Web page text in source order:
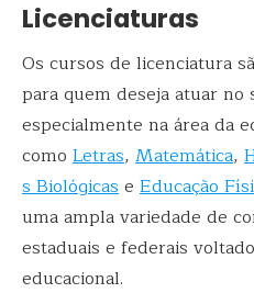
Licenciaturas
Os cursos de licenciatura
para quem deseja atuar
especialmente na área da
como Letras, Matemática,
s Biológicase Educação
uma ampla variedade de
estaduais e federais
educacional.